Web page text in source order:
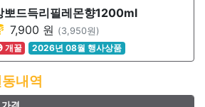
뽀드득리필레몬향1200ml
7,900 원 (3,950원)
개꿀 2026년 08월 행사상품
내역